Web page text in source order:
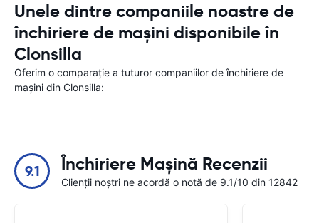
Unele dintre companiile noastre de
închiriere de mașini disponibile în
Clonsilla
Oferim o comparație a tuturor companiilor de închiriere de
mașini din Clonsilla:
9.1 Închiriere Mașină Recenzii
Clienții noștri ne acordă o notă de 9.1/10 din 12842